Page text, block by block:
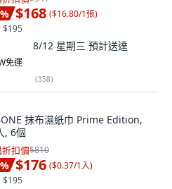
% $168 ($16.80/1張)
$195
8/12 星期三 預計送達
免運
(358)
抹布濕紙巾 Prime Edition,
, 6個
扣價$810
% $176 ($0.37/1入)
$195